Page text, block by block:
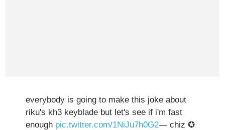
everybody is going to make this joke about
riku's kh3 keyblade but let's see if i'm fast
enough pic.twitter.com/1NiJu7h0G2— chiz ✪